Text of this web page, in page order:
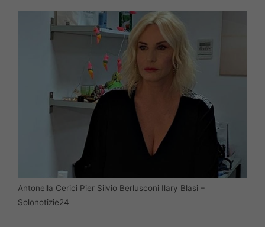
Antonella Cerici Pier Silvio Berlusconi Ilary Blasi –
Solonotizie24